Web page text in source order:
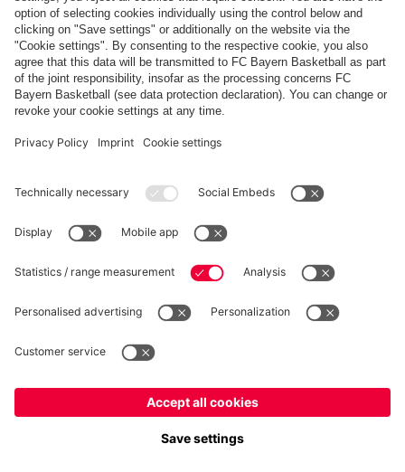
FC Bayern Store App
RÉTRACTATION
Intimité
Paramètres des cookies
*Les prix incluent la TVA et excluent les frais d'expédition
© FC Bayern München AG
FC Bayern München AG, Säbener Str. 51-57, 81547 München
Francepour y livrer!
Mondialpour y livrer!